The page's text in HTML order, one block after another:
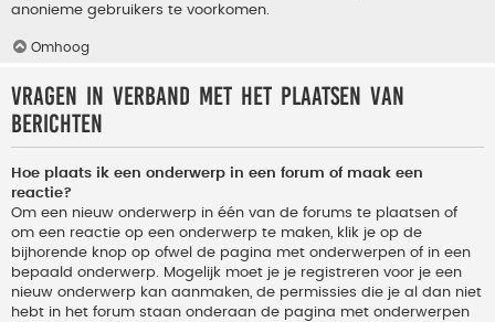
anonieme gebruikers te voorkomen.
Omhoog
Vragen in verband met het plaatsen van
berichten
Hoe plaats ik een onderwerp in een forum of maak een
reactie?
Om een nieuw onderwerp in één van de forums te plaatsen of
om een reactie op een onderwerp te maken, klik je op de
bijhorende knop op ofwel de pagina met onderwerpen of in een
bepaald onderwerp. Mogelijk moet je je registreren voor je een
nieuw onderwerp kan aanmaken, de permissies die je al dan niet
hebt in het forum staan onderaan de pagina met onderwerpen